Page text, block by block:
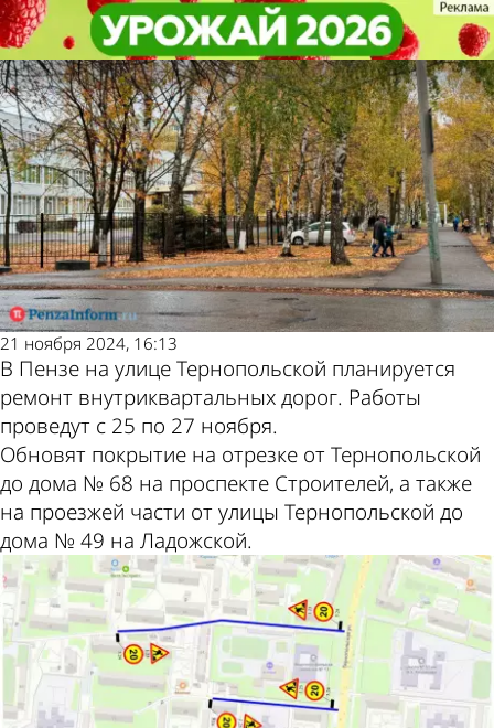
Водителей попросили не мешать
ремонту дорог в Арбекове
Общество
21 ноября 2024, 16:13
В Пензе на улице Тернопольской планируется
ремонт внутриквартальных дорог. Работы
проведут с 25 по 27 ноября.
Обновят покрытие на отрезке от Тернопольской
до дома № 68 на проспекте Строителей, а также
на проезжей части от улицы Тернопольской до
дома № 49 на Ладожской.
Водителей попросили не мешать
ремонту дорог в Арбекове
Общество
Другие новости
по теме
Погода и курсы
валют в Пензе